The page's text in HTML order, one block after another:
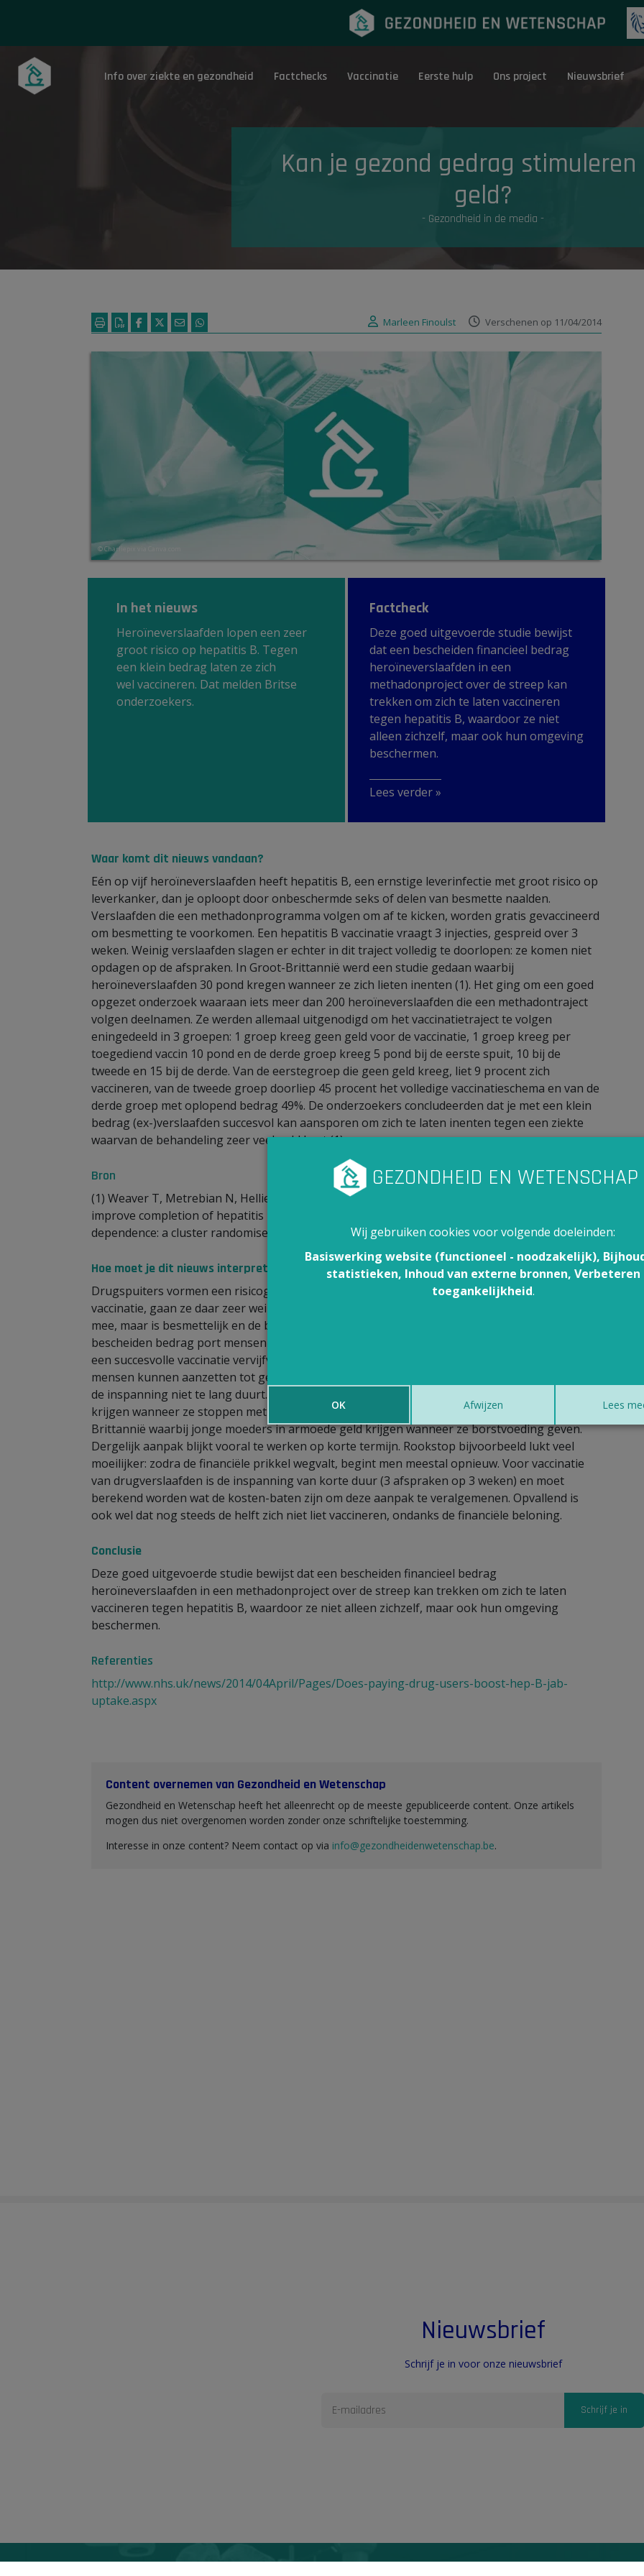
Onderwerpen Eerste hulp
Info over ziekte en gezondheid Factchecks Vaccinatie Eerste hulp Ons project Nieuwsbrief
Kan je gezond gedrag
geld?
- Gezondheid in de media -
Marleen Finoulst Verschenen op 11/04/2014
© Charliepix via Canva.com
In het nieuws
Heroïneverslaafden lopen een zeer
groot risico op hepatitis B. Tegen
een klein bedrag laten ze zich
wel vaccineren. Dat melden Britse
onderzoekers.
Factcheck
Deze goed uitgevoerde studie bewijst
dat een bescheiden financieel bedrag
heroïneverslaafden in een
methadonproject over de streep kan
trekken om zich te laten vaccineren
tegen hepatitis B, waardoor ze niet
alleen zichzelf, maar ook hun omgeving
beschermen.
Lees verder »
Waar komt dit nieuws vandaan?
Eén op vijf heroïneverslaafden heeft hepatitis B, een ernstige leverinfectie met groot risico op
leverkanker, dan je oploopt door onbeschermde seks of delen van besmette naalden.
Verslaafden die een methadonprogramma volgen om af te kicken, worden gratis gevaccineerd
om besmetting te voorkomen. Een hepatitis B vaccinatie vraagt 3 injecties, gespreid over 3
weken. Weinig verslaafden slagen er echter in dit traject volledig te doorlopen: ze komen niet
opdagen op de afspraken. In Groot-Brittannië werd een studie gedaan waarbij
heroïneverslaafden 30 pond kregen wanneer ze zich lieten inenten (1). Het ging om een goed
opgezet onderzoek waaraan iets meer dan 200 heroïneverslaafden die een methadontraject
volgen deelnamen. Ze werden allemaal uitgenodigd om het vaccinatietraject te volgen
eningedeeld in 3 groepen: 1 groep kreeg geen geld voor de vaccinatie, 1 groep kreeg per
toegediend vaccin 10 pond en de derde groep kreeg 5 pond bij de eerste spuit, 10 bij de
tweede en 15 bij de derde. Van de eerstegroep die geen geld kreeg, liet 9 procent zich
vaccineren, van de tweede groep doorliep 45 procent het volledige vaccinatieschema en van de
derde groep met oplopend bedrag 49%. De onderzoekers concludeerden dat je met een klein
bedrag (ex-)verslaafden succesvol kan aansporen om zich te laten inenten tegen een ziekte
waarvan de behandeling zeer veel geld kost (1).
Bron
(1) Weaver T, Metrebian N, Hellier J, et al. Use of contingency management incentives to
improve completion of hepatitis B vaccination in people undergoing treatment for heroin
dependence: a cluster randomised trial. The Lancet. Published online April 9 2014
Hoe moet je dit nieuws interpreteren?
Drugspuiters vormen een risicogroep voor hepatitis B. Ondanks het aanbod van gratis
vaccinatie, gaan ze daar zeer weinig op in. De ziekte brengt niet alleen veel persoonlijk leed
mee, maar is besmettelijk en de behandeling kost de maatschappij zeer veel geld. Een
bescheiden bedrag port mensen aan om zich te laten inenten tegen hepatitis B. De kans op
een succesvolle vaccinatie vervijfvoudigt. Uit eerder onderzoek blijkt dat kleine beloningen
mensen kunnen aanzetten tot gezond gedrag, zoals zich laten vaccineren, op voorwaarde dat
de inspanning niet te lang duurt. Zo zijn er gelijkaardige experimenten waarbij mensen geld
krijgen wanneer ze stoppen met roken en loopt er op dit moment een project in Groot-
Brittannië waarbij jonge moeders in armoede geld krijgen wanneer ze borstvoeding geven.
Dergelijk aanpak blijkt vooral te werken op korte termijn. Rookstop bijvoorbeeld lukt veel
moeilijker: zodra de financiële prikkel wegvalt, begint men meestal opnieuw. Voor vaccinatie
van drugverslaafden is de inspanning van korte duur (3 afspraken op 3 weken) en moet
berekend worden wat de kosten-baten zijn om deze aanpak te veralgemenen. Opvallend is
ook wel dat nog steeds de helft zich niet liet vaccineren, ondanks de financiële beloning.
Conclusie
Deze goed uitgevoerde studie bewijst dat een bescheiden financieel bedrag
heroïneverslaafden in een methadonproject over de streep kan trekken om zich te laten
vaccineren tegen hepatitis B, waardoor ze niet alleen zichzelf, maar ook hun omgeving
beschermen.
Referenties
http://www.nhs.uk/news/2014/04April/Pages/Does-paying-drug-users-boost-hep-B-jab-
uptake.aspx
Content overnemen van Gezondheid en Wetenschap
Gezondheid en Wetenschap heeft het alleenrecht op de meeste gepubliceerde content. Onze artikels
mogen dus niet overgenomen worden zonder onze schriftelijke toestemming.
Interesse in onze content? Neem contact op via info@gezondheidenwetenschap.be.
Nieuwsbrief
Schrijf je in voor onze nieuwsbrief
Wij gebruiken cookies voor volgende doeleinden:
Basiswerking website (functioneel - noodzakelijk),
statistieken, Inhoud van externe bronnen, Verbeteren
toegankelijkheid.
OK Afwijzen Lees